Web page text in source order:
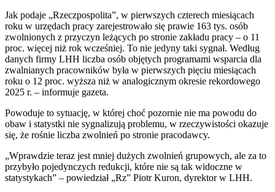
Jak podaje „Rzeczpospolita”, w pierwszych czterech miesiącach
roku w urzędach pracy zarejestrowało się prawie 163 tys. osób
zwolnionych z przyczyn leżących po stronie zakładu pracy – o 11
proc. więcej niż rok wcześniej. To nie jedyny taki sygnał. Według
danych firmy LHH liczba osób objętych programami wsparcia dla
zwalnianych pracowników była w pierwszych pięciu miesiącach
roku o 12 proc. wyższa niż w analogicznym okresie rekordowego
2025 r. – informuje gazeta.
Powoduje to sytuację, w której choć pozornie nie ma powodu do
obaw i statystki nie sygnalizują problemu, w rzeczywistości okazuje
się, że rośnie liczba zwolnień po stronie pracodawcy.
„Wprawdzie teraz jest mniej dużych zwolnień grupowych, ale za to
przybyło pojedynczych redukcji, które nie są tak widoczne w
statystykach” – powiedział „Rz” Piotr Kuron, dyrektor w LHH.